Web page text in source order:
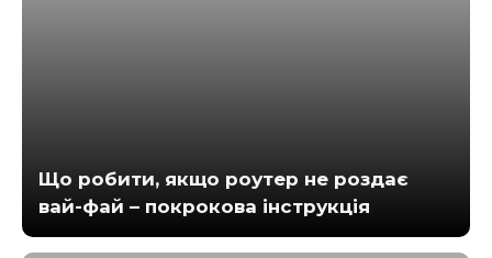
Що робити, якщо роутер не роздає
вай-фай – покрокова інструкція